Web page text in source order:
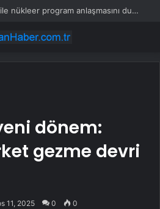
ABD, Suudi Arabistan ile nükleer program anlaşmasını duyuracak
dönem:
gezme devri
11, 2025 0 0